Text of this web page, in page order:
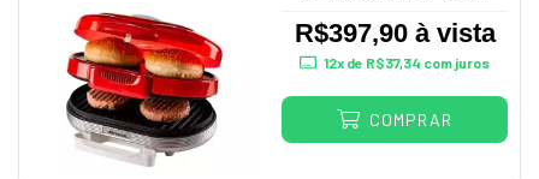
R$397,90 à vista
12x de R$37,34 com juros
COMPRAR